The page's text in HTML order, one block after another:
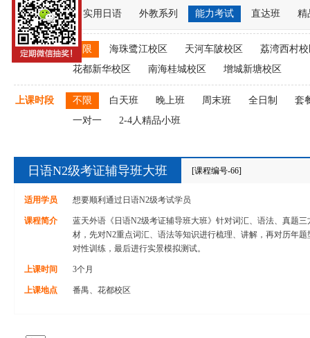
实用日语 外教系列 能力考试 直达班 精
上课校区 不限 海珠鹭江校区 天河车陂校区
荔湾西村
花都新华校区
南海桂城校区 增城新塘校区
上课时段 不限 白天班 晚上班 周末班 全日制
套
一对一
2-4人精品小班
日语N2级考证辅导班大班 [课程编号-66]
适用学员 想要顺利通过日语N2级考试学员
课程简介
蓝天外语《日语N2级考证辅导班大班》针对词汇、语法、真题三
材，先对N2重点词汇、语法等知识进行梳理、讲解，再对历年题
对性训练，最后进行实景模拟测试。
上课时间 3个月
上课地点 番禺、花都校区